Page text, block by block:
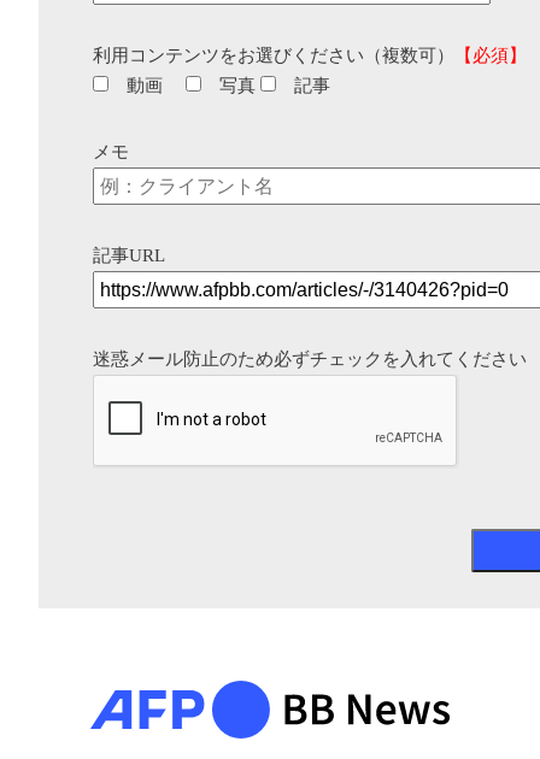
利用コンテンツをお選びください（複数可）
【必須】
動画
写真 記事
メモ
記事URL
迷惑メール防止のため必ずチェックを入れてください